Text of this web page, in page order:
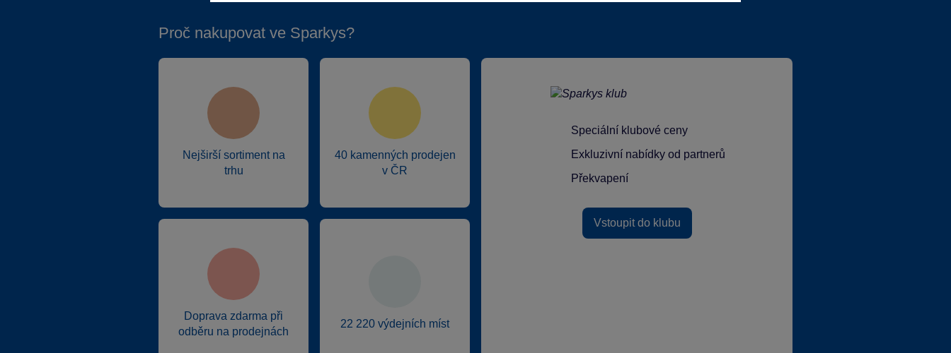
Proč nakupovat ve Sparkys?
Nejširší sortiment na
trhu
40 kamenných prodejen
v ČR
Doprava zdarma při
odběru na prodejnách
22 220 výdejních míst
Speciální klubové ceny
Exkluzivní nabídky od partnerů
Překvapení
Vstoupit do klubu